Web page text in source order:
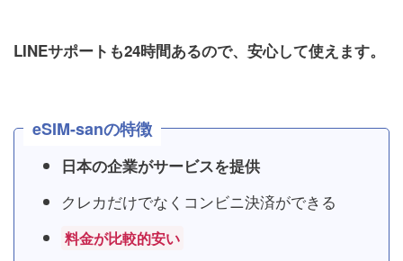
LINEサポートも24時間あるので、安心して使えます。
eSIM-sanの特徴
日本の企業がサービスを提供
クレカだけでなくコンビニ決済ができる
料金が比較的安い